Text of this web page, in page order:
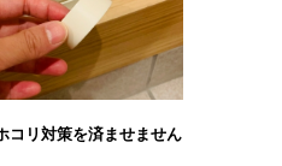
コリ対策を済ませません